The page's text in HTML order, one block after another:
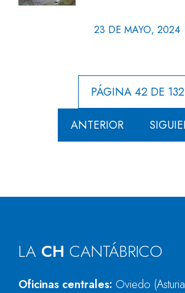
23 DE MAYO, 2024
PÁGINA 42 DE 132
ANTERIOR
LA CH CANTÁBRICO
Oficinas centrales: Oviedo